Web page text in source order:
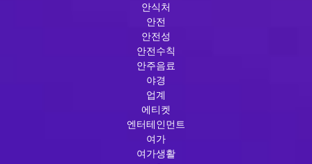
안식처
안전
안전성
안전수칙
안주음료
야경
업계
에티켓
엔터테인먼트
여가
여가생활